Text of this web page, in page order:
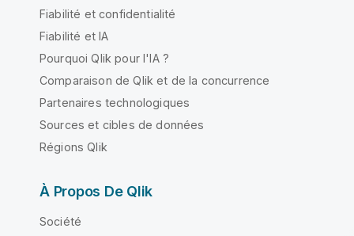
Fiabilité et confidentialité
Fiabilité et IA
Pourquoi Qlik pour l'IA ?
Comparaison de Qlik et de la concurrence
Partenaires technologiques
Sources et cibles de données
Régions Qlik
À Propos De Qlik
Société